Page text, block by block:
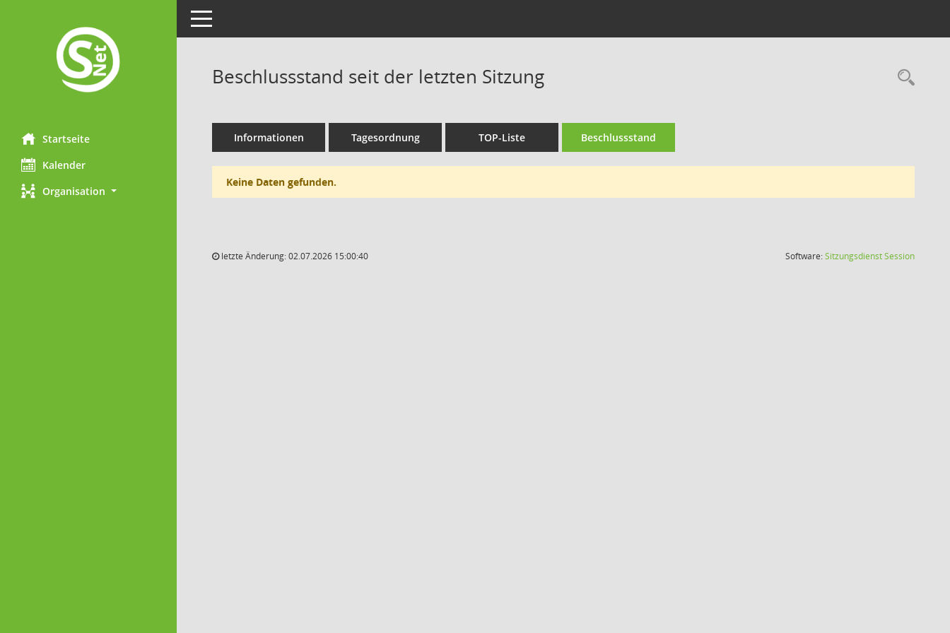
Startseite
Kalender
Organisation
Toggle navigation
Beschlussstand seit der letzten Sitzung
Informationen Tagesordnung TOP-Liste Beschlussstand
Keine Daten gefunden.
letzte Änderung: 02.07.2026 15:00:40 Software:SitzungsdienstSession(Wird in